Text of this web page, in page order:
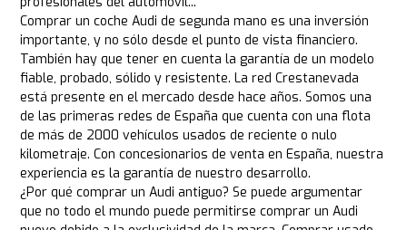
Comprar un coche Audi de segunda mano es una inversión
importante, y no sólo desde el punto de vista financiero.
También hay que tener en cuenta la garantía de un modelo
fiable, probado, sólido y resistente. La red Crestanevada
está presente en el mercado desde hace años. Somos una
de las primeras redes de España que cuenta con una flota
de más de 2000 vehículos usados de reciente o nulo
kilometraje. Con concesionarios de venta en España, nuestra
experiencia es la garantía de nuestro desarrollo.
¿Por qué comprar un Audi antiguo? Se puede argumentar
que no todo el mundo puede permitirse comprar un Audi